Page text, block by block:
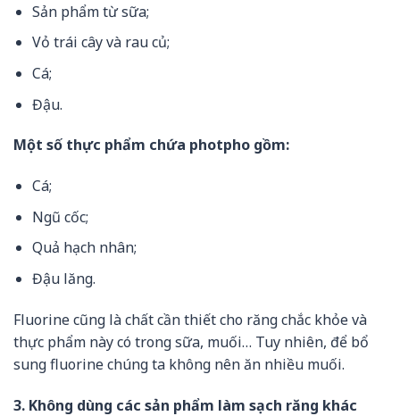
Sản phẩm từ sữa;
Vỏ trái cây và rau củ;
Cá;
Đậu.
Một số thực phẩm chứa photpho gồm:
Cá;
Ngũ cốc;
Quả hạch nhân;
Đậu lăng.
Fluorine cũng là chất cần thiết cho răng chắc khỏe và
thực phẩm này có trong sữa, muối… Tuy nhiên, để bổ
sung fluorine chúng ta không nên ăn nhiều muối.
3. Không dùng các sản phẩm làm sạch răng khác